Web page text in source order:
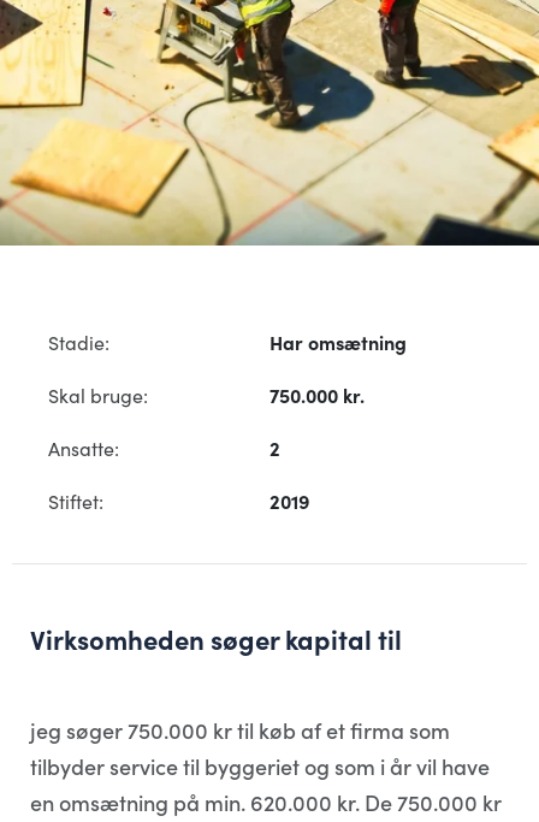
Stadie:
Har omsætning
Skal bruge:
750.000 kr.
Ansatte:
2
Stiftet:
2019
Virksomheden søger kapital til
jeg søger 750.000 kr til køb af et firma som
tilbyder service til byggeriet og som i år vil have
en omsætning på min. 620.000 kr. De 750.000 kr